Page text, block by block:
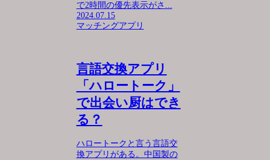
で2時間の優先表示がさ...
2024.07.15
マッチングアプリ
言語交換アプリ
「ハロートーク」
で出会い厨はでき
る？
ハロートークと言う言語交
換アプリがある。中国製の